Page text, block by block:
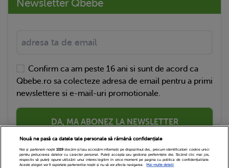
Newsletter Qbebe
Confirm ca am peste 16 ani si sunt de acord ca
Qbebe.ro sa colecteze adresa de email pentru a primi
newslettere si e-mail-uri promotionale.
DA, MA ABONEZ LA NEWSLETTER
Nouă ne pasă ca datele tale personale să rămână confidențiale
Noi și partenerii noștri 1019stocăm și/sau accesăm informații pe dispozitivul dvs., precum identificatorii cookie unici
pentru prelucrarea datelor cu caracter personal. Puteți accepta sau gestiona preferințele dvs. făcând clic mai jos,
respectiv vă puteți opune utilizării unui interes legitim în orice moment pe pagina cu politica de confidențialitate.
Aceste alegeri vor fi raportate partenerilor noștri și nu vă vor afecta navigarea.
Mai multe detalii